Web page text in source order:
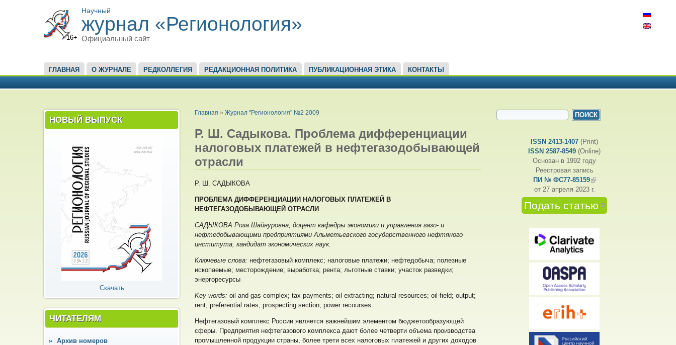
16+
Научный
журнал «Регионология»
Официальный сайт
ГЛАВНОЕ МЕНЮ
ГЛАВНАЯ О ЖУРНАЛЕ РЕДКОЛЛЕГИЯ РЕДАКЦИОННАЯ ПОЛИТИКА ПУБЛИКАЦИОННАЯ ЭТИКА КОНТАКТЫ
НОВЫЙ ВЫПУСК
Скачать
ЧИТАТЕЛЯМ
Архив номеров
ВЫ ЗДЕСЬ
Главная » Журнал "Регионология" №2 2009
Р. Ш. Садыкова. Проблема дифференциации
налоговых платежей в нефтегазодобывающей
отрасли
Р. Ш. САДЫКОВА
ПРОБЛЕМА ДИФФЕРЕНЦИАЦИИ НАЛОГОВЫХ ПЛАТЕЖЕЙ В
НЕФТЕГАЗОДОБЫВАЮЩЕЙ ОТРАСЛИ
САДЫКОВА Роза Шайнуровна, доцент кафедры экономики и управления газо- и
нефтедобывающими предприятиями Альметьевского государственного нефтяного
института, кандидат экономических наук.
Ключевые слова: нефтегазовый комплекс; налоговые платежи; нефтедобыча; полезные
ископаемые; месторождение; выработка; рента; льготные ставки; участок разведки;
энергоресурсы
Key words: oil and gas complex; tax payments; oil extracting; natural resources; oil-field; output;
rent; preferential rates; prospecting section; power recourses
Нефтегазовый комплекс России является важнейшим элементом бюджетообразующей
сферы. Предприятия нефтегазового комплекса дают более четверти объема производства
промышленной продукции страны, более трети всех налоговых платежей и других доходов
ФОРМА ПОИСКА
ISSN 2413-1407 (Print)
ISSN 2587-8549 (Online)
Основан в 1992 году
Реестровая запись
ПИ № ФС77-85159(внешняя ссылка)
от 27 апреля 2023 г.
Подать статью